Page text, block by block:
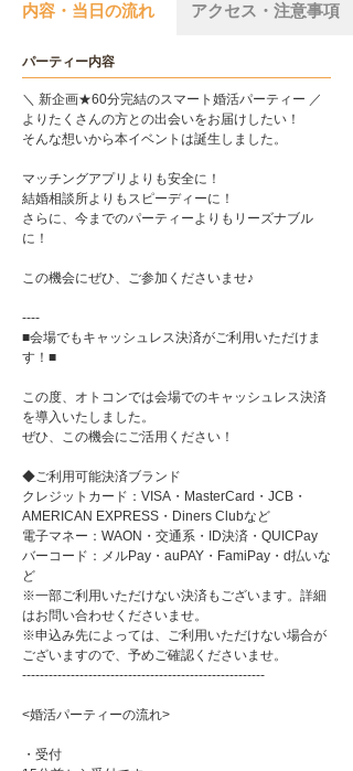
内容・当日の流れ アクセス・注意事項
パーティー内容
＼ 新企画★60分完結のスマート婚活パーティー ／
よりたくさんの方との出会いをお届けしたい！
そんな想いから本イベントは誕生しました。
マッチングアプリよりも安全に！
結婚相談所よりもスピーディーに！
さらに、今までのパーティーよりもリーズナブル
に！
この機会にぜひ、ご参加くださいませ♪
----
■会場でもキャッシュレス決済がご利用いただけま
す！■
この度、オトコンでは会場でのキャッシュレス決済
を導入いたしました。
ぜひ、この機会にご活用ください！
◆ご利用可能決済ブランド
クレジットカード：VISA・MasterCard・JCB・
AMERICAN EXPRESS・Diners Clubなど
電子マネー：WAON・交通系・ID決済・QUICPay
バーコード：メルPay・auPAY・FamiPay・d払いな
ど
※一部ご利用いただけない決済もございます。詳細
はお問い合わせくださいませ。
※申込み先によっては、ご利用いただけない場合が
ございますので、予めご確認くださいませ。
-------------------------------------------------------
<婚活パーティーの流れ>
・受付